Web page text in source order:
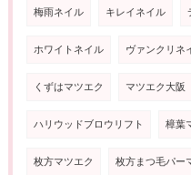
梅雨ネイル キレイネイル
ホワイトネイル ヴァンクリネ
くずはマツエク マツエク大阪
ハリウッドブロウリフト 樟葉
枚方マツエク 枚方まつ毛パー